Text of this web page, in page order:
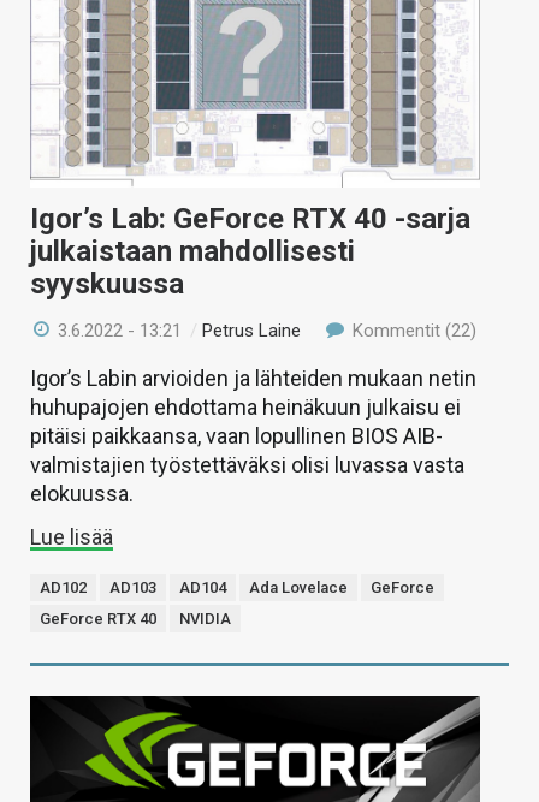
Igor’s Lab: GeForce RTX 40 -sarja
julkaistaan mahdollisesti
syyskuussa
3.6.2022 - 13:21 /Petrus Laine Kommentit (22)
Igor’s Labin arvioiden ja lähteiden mukaan netin
huhupajojen ehdottama heinäkuun julkaisu ei
pitäisi paikkaansa, vaan lopullinen BIOS AIB-
valmistajien työstettäväksi olisi luvassa vasta
elokuussa.
Lue lisää
AD102 AD103 AD104 Ada Lovelace
GeForce
GeForce RTX 40
NVIDIA